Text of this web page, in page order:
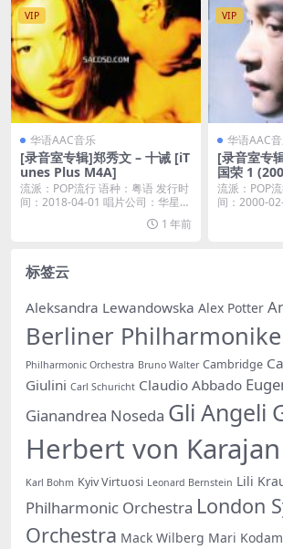
VIP
华语AAC音乐
[录音室专辑]郑秀文 – 十诫 [iT
unes Plus M4A]
流派：POP流行 语种：粤语 发行时
间：2018-04-01 唱片公司：华星唱
1 年前
VIP
华语AAC
[录音室专
国荣 1
M4A]
流派：POP
间：2000-
标签云
Aleksandra Lewandowska Alex Potter
Berliner
Philharmonic Orchestra Bruno Walter Cambridge
Giulini Carl Schuricht Claudio Abbado
Gianandrea Noseda Gli Angeli
Herbert von Karajan
Karl Bohm Kyiv Virtuosi Leonard Bernstein Lili
Philharmonic Orchestra London
Orchestra Mack Wilberg Mari